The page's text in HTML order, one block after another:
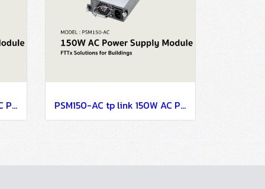
PSM150-DC tp link 150W DC Power Supply Module FTTx Solutions for Buildings PSM150-AC tp link 150W AC Power Supply Module FTTx Solutions for Buildings